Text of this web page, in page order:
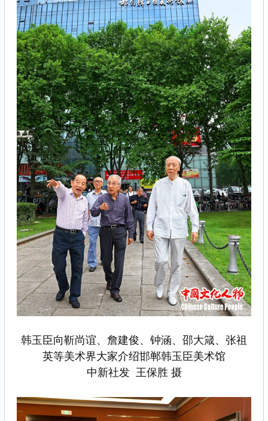
韩玉臣向靳尚谊、詹建俊、钟涵、邵大箴、张祖
英等美术界大家介绍邯郸韩玉臣美术馆
中新社发 王保胜 摄